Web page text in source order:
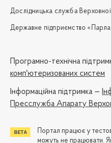
Дослідницька служба
Державне підприємство
Програмно-технічна
комп'ютеризованих систем
Iнформаційна підтримка —
Пресслужба Апарату
Портал працює у
можуть не працювати.